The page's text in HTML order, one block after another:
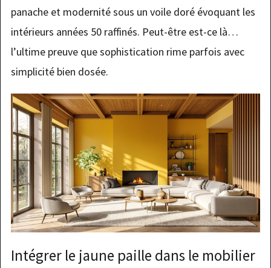
panache et modernité sous un voile doré évoquant les
intérieurs années 50 raffinés. Peut-être est-ce là…
l’ultime preuve que sophistication rime parfois avec
simplicité bien dosée.
Intégrer le jaune paille dans le mobilier